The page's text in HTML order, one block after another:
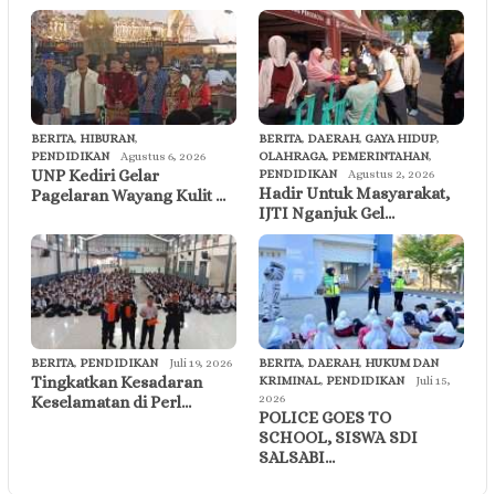
BERITA, HIBURAN,
PENDIDIKAN
Agustus 6, 2026
UNP Kediri Gelar
Pagelaran Wayang Kulit …
BERITA, DAERAH, GAYA HIDUP,
OLAHRAGA, PEMERINTAHAN,
PENDIDIKAN
Agustus 2, 2026
Hadir Untuk Masyarakat,
IJTI Nganjuk Gel…
BERITA, PENDIDIKAN Juli 19, 2026
Tingkatkan Kesadaran
Keselamatan di Perl…
BERITA, DAERAH, HUKUM DAN
KRIMINAL, PENDIDIKAN
Juli 15,
2026
POLICE GOES TO
SCHOOL, SISWA SDI
SALSABI…